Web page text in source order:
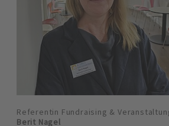
Referentin Fundraising &
Berit Nagel